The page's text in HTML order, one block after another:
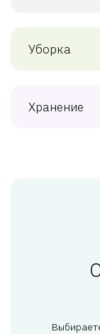
Уборка
Хранение